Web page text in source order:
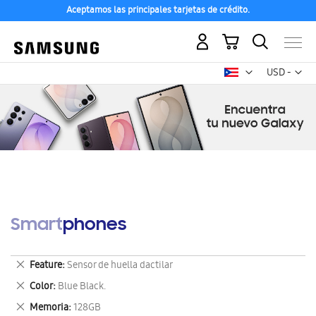
Aceptamos las principales tarjetas de crédito.
USD -
dólar
Mi carrito
Smartphones
Feature Sensor de huella dactilar
Eliminar
este
artículo
Color Blue Black.
Eliminar
este
Memoria 128GB
Eliminar